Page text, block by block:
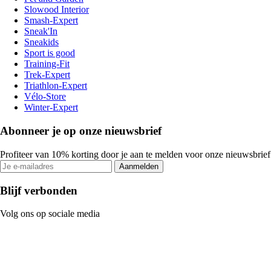
Slowood Interior
Smash-Expert
Sneak'In
Sneakids
Sport is good
Training-Fit
Trek-Expert
Triathlon-Expert
Vélo-Store
Winter-Expert
Abonneer je op onze nieuwsbrief
Profiteer van 10% korting door je aan te melden voor onze nieuwsbrief
Aanmelden
Blijf verbonden
Volg ons op sociale media